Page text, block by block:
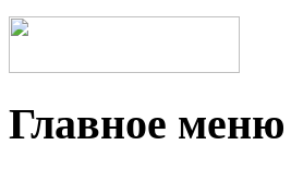
Главное меню